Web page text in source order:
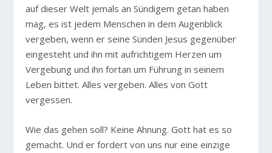
auf dieser Welt jemals an Sündigem getan haben
mag, es ist jedem Menschen in dem Augenblick
vergeben, wenn er seine Sünden Jesus gegenüber
eingesteht und ihn mit aufrichtigem Herzen um
Vergebung und ihn fortan um Führung in seinem
Leben bittet. Alles vergeben. Alles von Gott
vergessen.
Wie das gehen soll? Keine Ahnung. Gott hat es so
gemacht. Und er fordert von uns nur eine einzige